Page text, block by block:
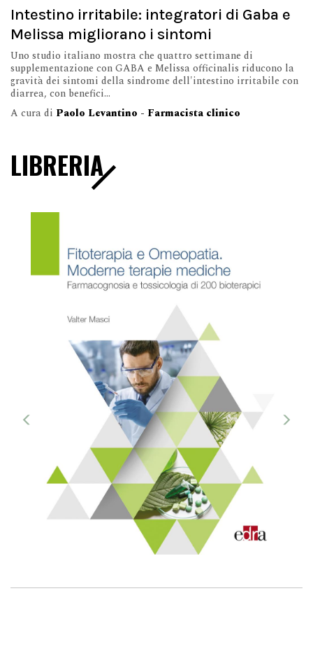
Intestino irritabile: integratori di Gaba e
Melissa migliorano i sintomi
Uno studio italiano mostra che quattro settimane di
supplementazione con GABA e Melissa officinalis riducono la
gravità dei sintomi della sindrome dell'intestino irritabile con
diarrea, con benefici...
A cura di Paolo Levantino - Farmacista clinico
LIBRERIA